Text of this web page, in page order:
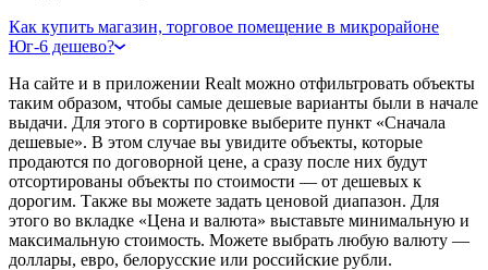
Как купить магазин, торговое помещение в микрорайоне
Юг-6 дешево?
На сайте и в приложении Realt можно отфильтровать объекты
таким образом, чтобы самые дешевые варианты были в начале
выдачи. Для этого в сортировке выберите пункт «Сначала
дешевые». В этом случае вы увидите объекты, которые
продаются по договорной цене, а сразу после них будут
отсортированы объекты по стоимости — от дешевых к
дорогим. Также вы можете задать ценовой диапазон. Для
этого во вкладке «Цена и валюта» выставьте минимальную и
максимальную стоимость. Можете выбрать любую валюту —
доллары, евро, белорусские или российские рубли.